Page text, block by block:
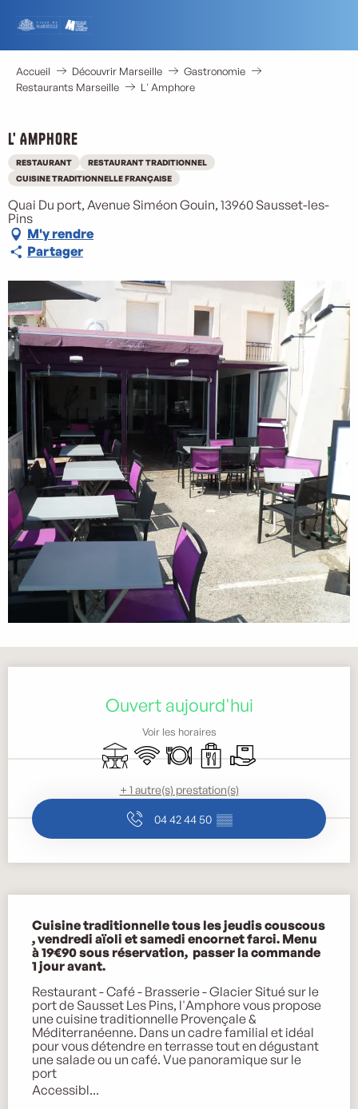
contenu
principal
Accueil Découvrir Marseille
Gastronomie
Restaurants Marseille
L' Amphore
L' Amphore
RESTAURANT
RESTAURANT TRADITIONNEL
CUISINE TRADITIONNELLE FRANÇAISE
Quai Du port, Avenue Siméon Gouin, 13960 Sausset-les-
Pins
M'y rendre
Partager
Ouvert aujourd'hui
Voir les horaires
Terrasse
WiFi RestaurantVente à emporter
Livraison
+ 1 autre(s) prestation(s)
04 42 44 50 ▒▒
Cuisine traditionnelle tous les jeudis couscous
, vendredi aïoli et samedi encornet farci. Menu
à 19€90 sous réservation,  passer la commande
1 jour avant.
Restaurant - Café - Brasserie - Glacier Situé sur le
port de Sausset Les Pins, l'Amphore vous propose
une cuisine traditionnelle Provençale &
Méditerranéenne. Dans un cadre familial et idéal
pour vous détendre en terrasse tout en dégustant
une salade ou un café. Vue panoramique sur le
port
Accessibl...